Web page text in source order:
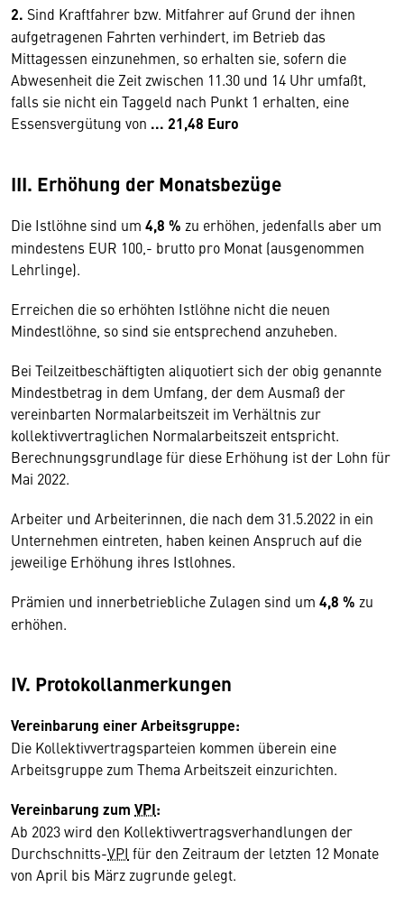
2. Sind Kraftfahrer bzw. Mitfahrer auf Grund der ihnen
aufgetragenen Fahrten verhindert, im Betrieb das
Mittagessen einzunehmen, so erhalten sie, sofern die
Abwesenheit die Zeit zwischen 11.30 und 14 Uhr umfaßt,
falls sie nicht ein Taggeld nach Punkt 1 erhalten, eine
Essensvergütung von ... 21,48 Euro
III. Erhöhung der Monatsbezüge
Die Istlöhne sind um 4,8 % zu erhöhen, jedenfalls aber um
mindestens EUR 100,- brutto pro Monat (ausgenommen
Lehrlinge).
Erreichen die so erhöhten Istlöhne nicht die neuen
Mindestlöhne, so sind sie entsprechend anzuheben.
Bei Teilzeitbeschäftigten aliquotiert sich der obig genannte
Mindestbetrag in dem Umfang, der dem Ausmaß der
vereinbarten Normalarbeitszeit im Verhältnis zur
kollektivvertraglichen Normalarbeitszeit entspricht.
Berechnungsgrundlage für diese Erhöhung ist der Lohn für
Mai 2022.
Arbeiter und Arbeiterinnen, die nach dem 31.5.2022 in ein
Unternehmen eintreten, haben keinen Anspruch auf die
jeweilige Erhöhung ihres Istlohnes.
Prämien und innerbetriebliche Zulagen sind um 4,8 % zu
erhöhen.
IV. Protokollanmerkungen
Vereinbarung einer Arbeitsgruppe:
Die Kollektivvertragsparteien kommen überein eine
Arbeitsgruppe zum Thema Arbeitszeit einzurichten.
Vereinbarung zum VPI:
Ab 2023 wird den Kollektivvertragsverhandlungen der
Durchschnitts-VPI für den Zeitraum der letzten 12 Monate
von April bis März zugrunde gelegt.